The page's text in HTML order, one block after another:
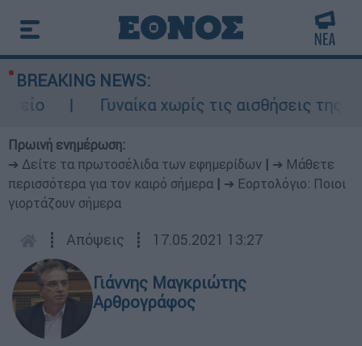
BREAKING NEWS:
Γυναίκα χωρίς τις αισθήσεις της σε
Πρωινή ενημέρωση:
➔ Δείτε τα πρωτοσέλιδα των εφημερίδων
➔ Μάθετε
περισσότερα για τον καιρό σήμερα
➔ Εορτολόγιο: Ποιοι
γιορτάζουν σήμερα
┋ Απόψεις ┋ 17.05.2021 13:27
Γιάννης Μαγκριώτης
Αρθρογράφος